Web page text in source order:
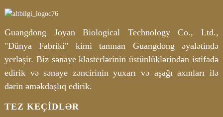
Guangdong Joyan Biological Technology Co., Ltd.,
"Dünya Fabriki" kimi tanınan Guangdong əyalətində
yerləşir. Biz sənaye klasterlərinin üstünlüklərindən istifadə
edirik və sənaye zəncirinin yuxarı və aşağı axınları ilə
dərin əməkdaşlıq edirik.
TEZ KEÇIDLƏR